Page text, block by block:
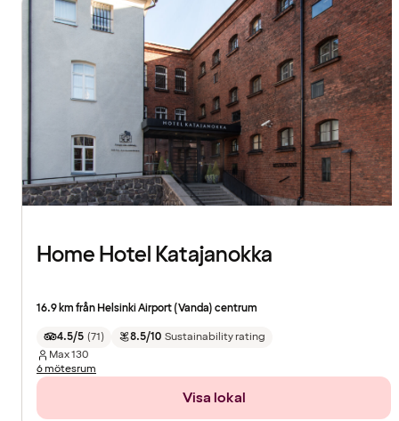
Home Hotel Katajanokka
16.9 km från Helsinki Airport (Vanda) centrum
4.5/5 (71) 8.5/10 Sustainability rating
Max130
6 mötesrum
Visa lokal